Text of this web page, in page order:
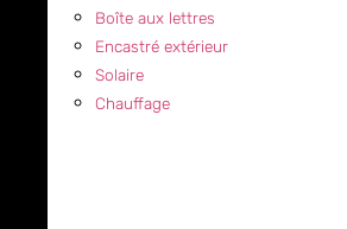
Boîte aux lettres
Encastré extérieur
Solaire
Chauffage